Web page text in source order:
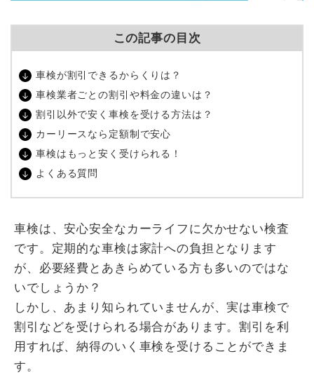
この記事の目次
車検が割引できるからくりは？
車検業者ごとの割引や料金の違いは？
割引以外で安く車検を受ける方法は？
カーリースなら定額制で安心
車検はもっと安く受けられる！
よくある質問
車検は、安心安全なカーライフに欠かせない検査
です。定期的な車検は家計への負担となります
が、必要経費とあきらめている方も多いのではな
いでしょうか？
しかし、あまり知られていませんが、実は車検で
割引などを受けられる場合があります。割引を利
用すれば、納得のいく車検を受けることができま
す。